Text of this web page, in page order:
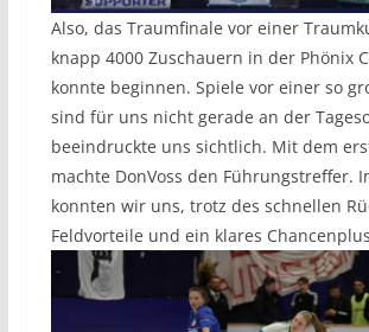
Also, das Traumfinale vor einer
knapp 4000 Zuschauern in der Phönix
konnte beginnen. Spiele vor einer so
sind für uns nicht gerade an der
beeindruckte uns sichtlich. Mit dem
machte DonVoss den Führungstreffer.
konnten wir uns, trotz des schnellen
Feldvorteile und ein klares